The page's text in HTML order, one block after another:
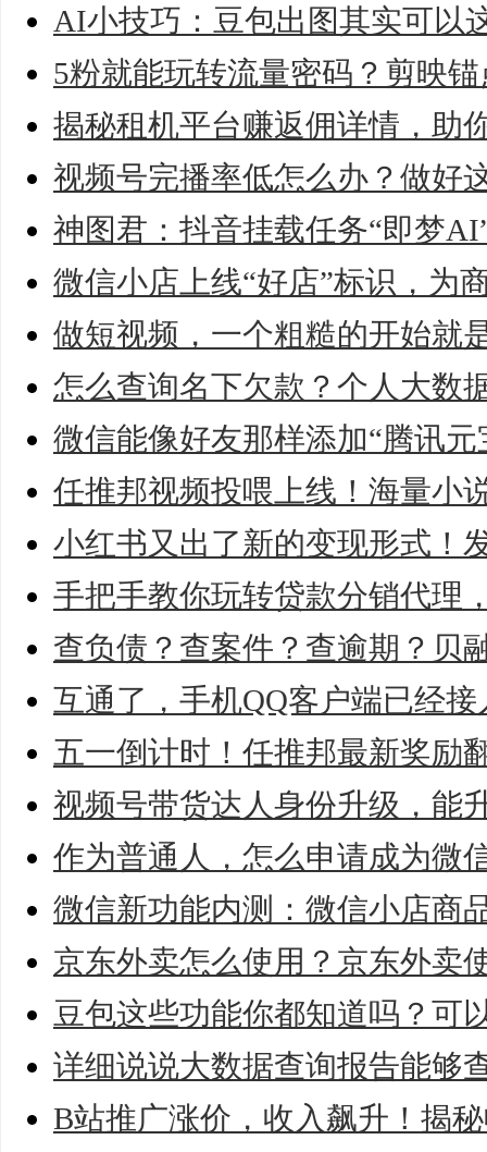
AI小技巧：豆包出图其实可以
5粉就能玩转流量密码？剪映
揭秘租机平台赚返佣详情，助
视频号完播率低怎么办？做好
神图君：抖音挂载任务“即梦
微信小店上线“好店”标识，为
做短视频，一个粗糙的开始就
怎么查询名下欠款？个人大数
微信能像好友那样添加“腾讯
任推邦视频投喂上线！海量小
小红书又出了新的变现形式！
手把手教你玩转贷款分销代理
查负债？查案件？查逾期？贝
互通了，手机QQ客户端已经
五一倒计时！任推邦最新奖励
视频号带货达人身份升级，能
作为普通人，怎么申请成为微
微信新功能内测：微信小店商
京东外卖怎么使用？京东外卖
豆包这些功能你都知道吗？可
详细说说大数据查询报告能够
B站推广涨价，收入飙升！揭